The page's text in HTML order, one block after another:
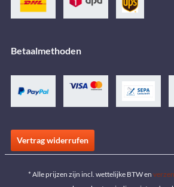
Betaalmethoden
Vertrag widerrufen
* Alle prijzen zijn incl. wettelijke BTW en